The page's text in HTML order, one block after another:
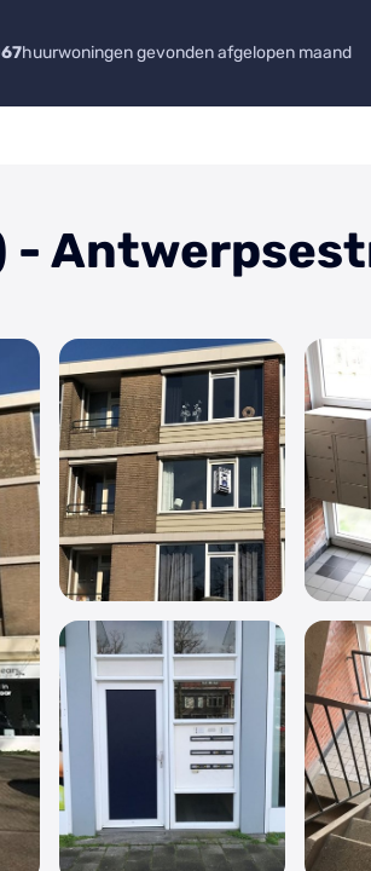
huurwoningen gevonden afgelopen maand
-